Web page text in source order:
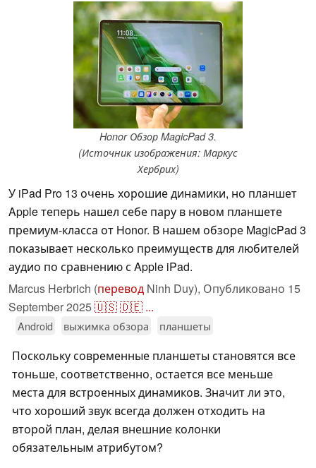
Honor Обзор MagicPad 3.
(Источник изображения: Маркус
Хербрих)
У iPad Pro 13 очень хорошие динамики, но планшет
Apple теперь нашел себе пару в новом планшете
премиум-класса от Honor. В нашем обзоре MagicPad 3
показывает несколько преимуществ для любителей
аудио по сравнению с Apple iPad.
Marcus Herbrich (перевод Ninh Duy), Опубликовано 15
September 2025🇺🇸🇩🇪 ...
Android выжимка обзора планшеты
Поскольку современные планшеты становятся все
тоньше, соответственно, остается все меньше
места для встроенных динамиков. Значит ли это,
что хороший звук всегда должен отходить на
второй план, делая внешние колонки
обязательным атрибутом?